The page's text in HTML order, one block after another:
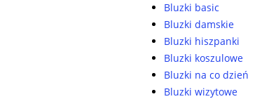
Bluzki basic
Bluzki damskie
Bluzki hiszpanki
Bluzki koszulowe
Bluzki na co dzień
Bluzki wizytowe